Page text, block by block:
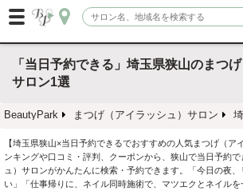
「当日予約できる」埼玉県狭山のまつ
サロン1選
BeautyPark まつげ（アイラッシュ）サロン
【埼玉県狭山×当日予約できるでおすすめの人気まつげ（ア
ンキングや口コミ・評判、クーポンから、狭山で当日予約
ュ）サロンがかんたんに検索・予約できます。「今日の夜
い」「仕事帰りに、ネイル同時施術で、マツエクとネイルを